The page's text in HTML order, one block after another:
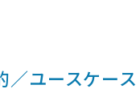
／ユースケース